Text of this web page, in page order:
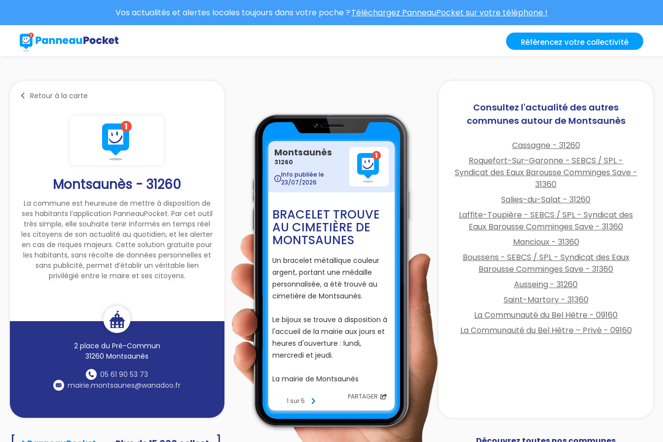
Vos actualités et alertes locales toujours dans votre poche ?Téléchargez PanneauPocket sur votre téléphone !
Référencez votre collectivité
Retour à la carte
Montsaunès - 31260
La commune est heureuse de mettre à disposition de
ses habitants l’application PanneauPocket. Par cet outil
très simple, elle souhaite tenir informés en temps réel
les citoyens de son actualité au quotidien, et les alerter
en cas de risques majeurs. Cette solution gratuite pour
les habitants, sans récolte de données personnelles et
sans publicité, permet d’établir un véritable lien
privilégié entre le maire et ses citoyens.
2 place du Pré-Commun
31260 Montsaunès
05 61 90 53 73
mairie.montsaunes@wanadoo.fr
Montsaunès
31260
Info publiée le
23/07/2026
BRACELET TROUVE
AU CIMETIÈRE DE
MONTSAUNES
Un bracelet métallique couleur
argent, portant une médaille
personnalisée, a été trouvé au
cimetière de Montsaunès.
Le bijoux se trouve à disposition à
l'accueil de la mairie aux jours et
heures d'ouverture : lundi,
mercredi et jeudi.
La mairie de Montsaunès
1 sur 5 PARTAGER
Consultez l'actualité des autres
communes autour de Montsaunès
Cassagne - 31260
Roquefort-Sur-Garonne - SEBCS / SPL -
Syndicat des Eaux Barousse Comminges Save -
31360
Salies-du-Salat - 31260
Laffite-Toupière - SEBCS / SPL - Syndicat des
Eaux Barousse Comminges Save - 31360
Mancioux - 31360
Boussens - SEBCS / SPL - Syndicat des Eaux
Barousse Comminges Save - 31360
Ausseing - 31260
Saint-Martory - 31360
La Communauté du Bel Hêtre - 09160
La Communauté du Bel Hêtre – Privé - 09160